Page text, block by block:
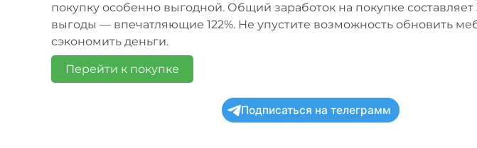
покупку особенно выгодной. Общий заработок на покупке составляет
выгоды — впечатляющие 122%. Не упустите возможность обновить
сэкономить деньги.
Перейти к покупке
Подписаться на телеграмм